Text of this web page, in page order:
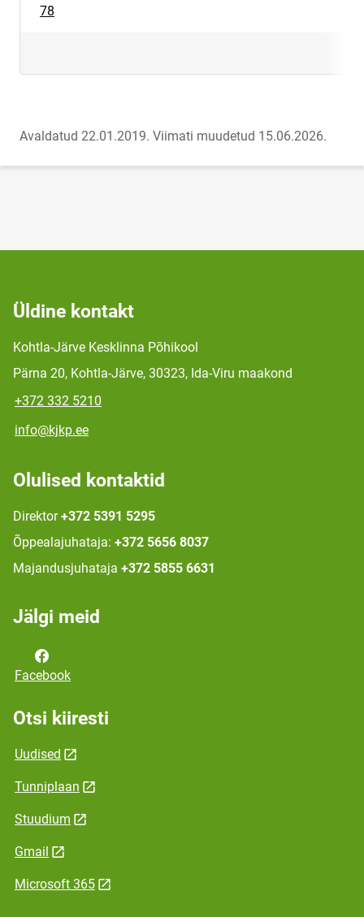
78
Avaldatud 22.01.2019. Viimati muudetud 15.06.2026.
Üldine kontakt
Kohtla-Järve Kesklinna Põhikool
Pärna 20, Kohtla-Järve, 30323, Ida-Viru maakond
+372 332 5210
info@kjkp.ee
Olulised kontaktid
Direktor +372 5391 5295
Õppealajuhataja: +372 5656 8037
Majandusjuhataja +372 5855 6631
Jälgi meid
Facebook
Otsi kiiresti
Uudised
Tunniplaan
Stuudium
Gmail
Microsoft 365